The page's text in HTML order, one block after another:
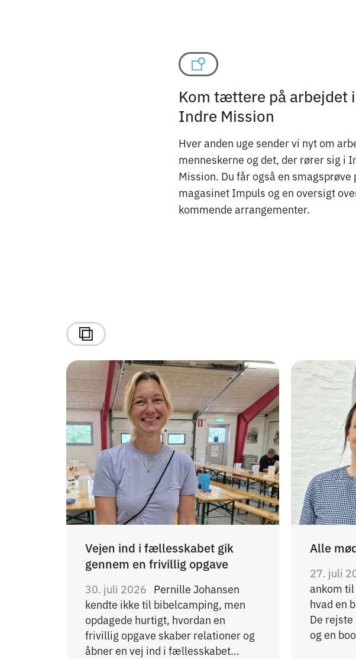
Kom tættere på arbejdet i
Indre Mission
Hver anden uge sender vi nyt om
menneskerne og det, der rører sig i
Mission. Du får også en smagsprøve
magasinet Impuls og en oversigt
kommende arrangementer.
Vejen ind i fællesskabet gik
gennem en frivillig opgave
30. juli 2026 Pernille Johansen
kendte ikke til bibelcamping, men
opdagede hurtigt, hvordan en
frivillig opgave skaber relationer og
åbner en vej ind i fællesskabet…
Alle
27. juli
ankom
hvad en
De
og en